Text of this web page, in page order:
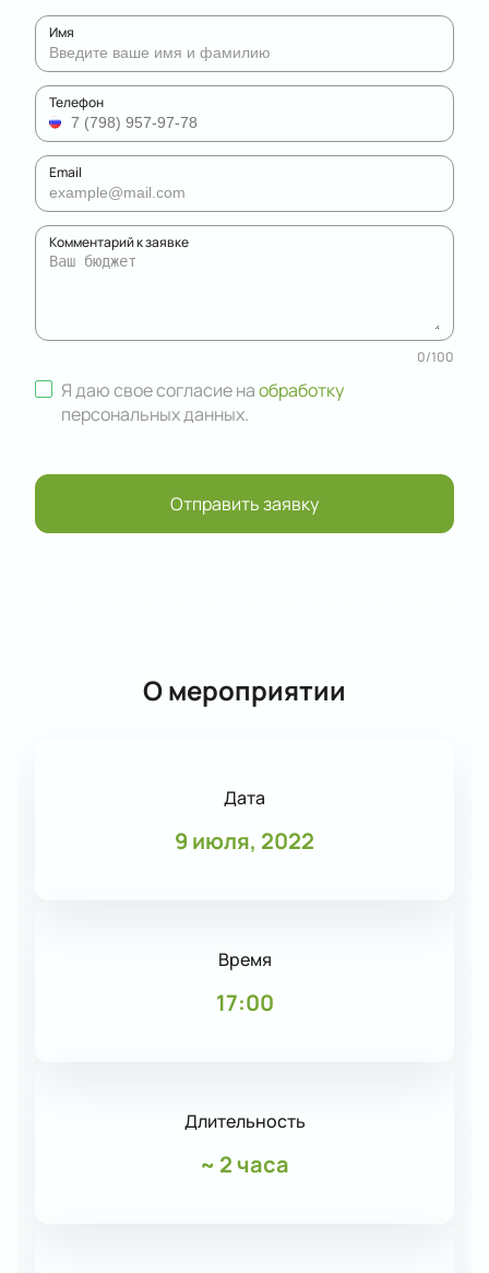
Имя
Телефон
Email
Комментарий к заявке
0/100
Я даю свое согласие наобработку
персональных данных.
Отправить заявку
О мероприятии
Дата
9 июля, 2022
Время
17:00
Длительность
~ 2 часа